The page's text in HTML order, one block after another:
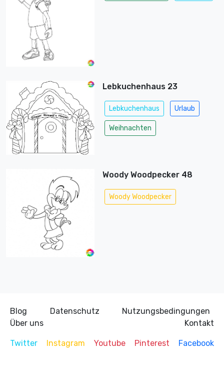
Lebkuchenhaus 23
Lebkuchenhaus Urlaub
Weihnachten
Woody Woodpecker 48
Woody Woodpecker
Blog Datenschutz
Nutzungsbedingungen
Über uns
Kontakt
Twitter Instagram Youtube Pinterest Facebook